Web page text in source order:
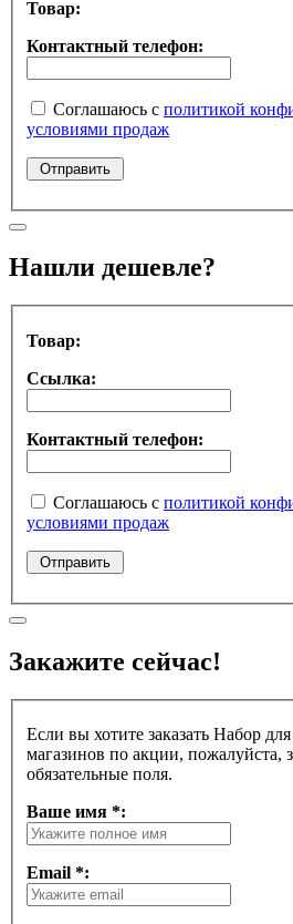
Товар:
Контактный телефон:
Соглашаюсь с политикой
условиями продаж
Нашли дешевле?
Товар:
Ссылка:
Контактный телефон:
Соглашаюсь с политикой
условиями продаж
Закажите сейчас!
Если вы хотите заказать Набор
магазинов по акции, пожалуйста,
обязательные поля.
Ваше имя *:
Email *: